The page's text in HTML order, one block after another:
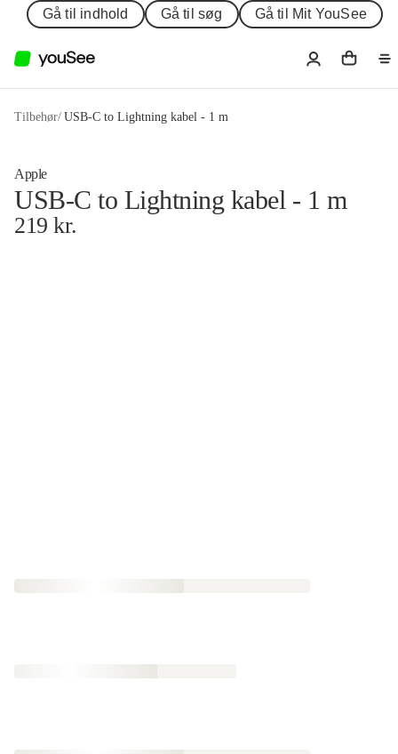
Gå til indhold Gå til søg Gå til Mit YouSee
Tilbehør/ USB-C to Lightning kabel - 1 m
Apple
USB-C to Lightning kabel - 1 m
219kr.